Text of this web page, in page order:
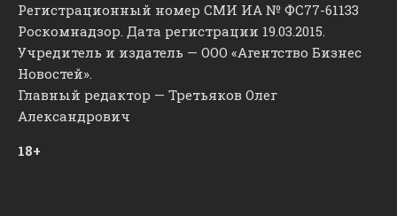
Регистрационный номер СМИ ИА № ФС77-61133
Роскомнадзор. Дата регистрации 19.03.2015.
Учредитель и издатель — ООО «Агентство Бизнес
Новостей».
Главный редактор — Третьяков Олег
Александрович
18+